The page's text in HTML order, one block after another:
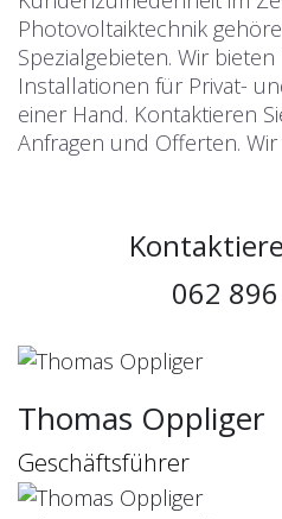
Photovoltaiktechnik
Spezialgebieten. Wir
Installationen für Privat-
einer Hand. Kontaktieren
Anfragen und Offerten.
062
Thomas Oppliger
Geschäftsführer